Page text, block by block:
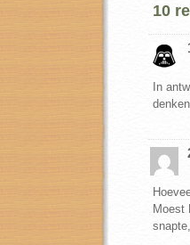
10
In
Moest